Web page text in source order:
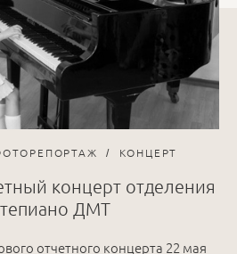
КОНЦЕРТ
концерт отделения
ДМТ
отчетного концерта 22 мая